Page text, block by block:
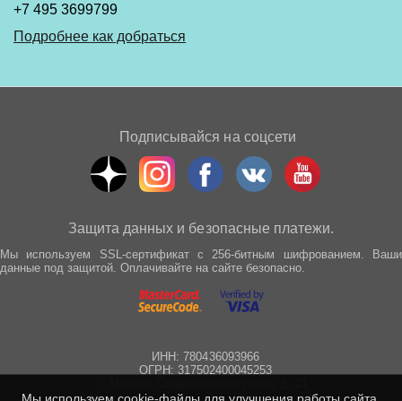
+7 495 3699799
Подробнее как добраться
Подписывайся на соцсети
Защита данных и безопасные платежи.
Мы используем SSL-сертификат с 256-битным шифрованием. Ваши
данные под защитой. Оплачивайте на сайте безопасно.
ИНН: 780436093966
ОГРН: 317502400045253